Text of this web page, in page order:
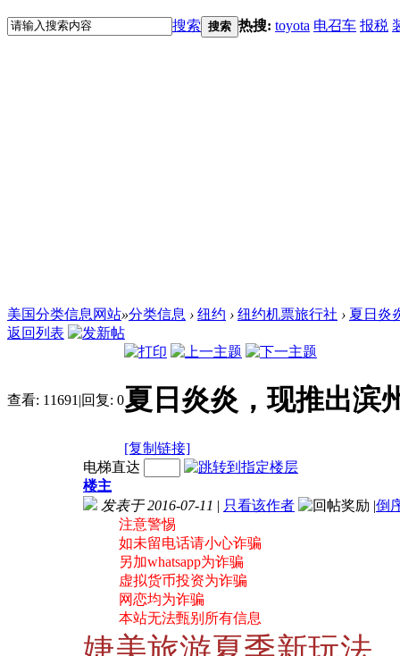
搜索 搜索 热搜: toyota 电召车 报税
美国分类信息网站»分类信息 › 纽约 › 纽约机票旅行社 › 夏日炎
返回列表
查看: 11691 |回复: 0夏日炎炎，现推出滨
[复制链接]
电梯直达
楼主
发表于 2016-07-11 | 只看该作者 |倒
注意警惕
如未留电话请小心诈骗
另加whatsapp为诈骗
虚拟货币投资为诈骗
网恋均为诈骗
本站无法甄别所有信息